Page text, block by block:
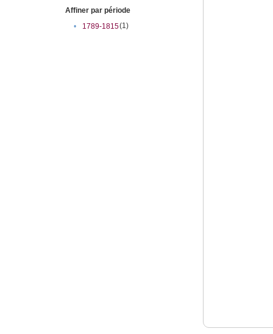
Affiner par période
•
1789-1815(1)